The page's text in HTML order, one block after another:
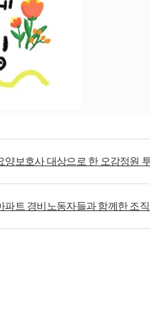
양보호사 대상으로 한 오감정원
파트 경비노동자들과 함께한 조